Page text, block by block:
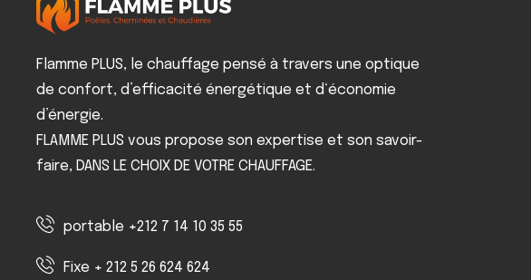
Flamme PLUS, le chauffage pensé à travers une optique
de confort, d’efficacité énergétique et d‘économie
d’énergie.
FLAMME PLUS vous propose son expertise et son savoir-
faire, DANS LE CHOIX DE VOTRE CHAUFFAGE.
portable +212 7 14 10 35 55
Fixe + 212 5 26 624 624